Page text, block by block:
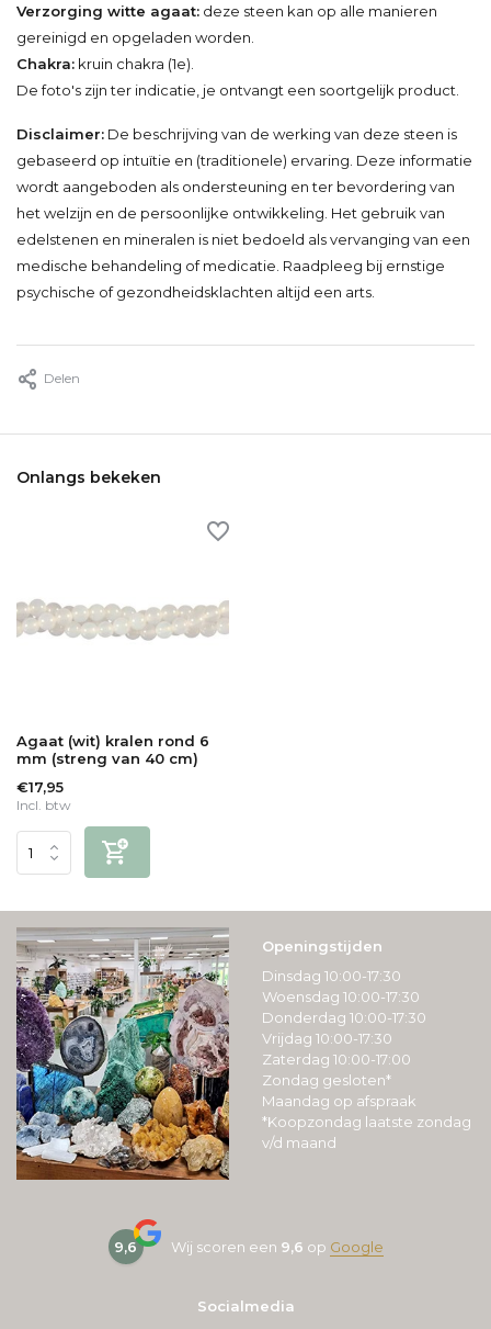
Verzorging witte agaat: deze steen kan op alle manieren
gereinigd en opgeladen worden.
Chakra: kruin chakra (1e).
De foto's zijn ter indicatie, je ontvangt een soortgelijk product.
Disclaimer: De beschrijving van de werking van deze steen is
gebaseerd op intuïtie en (traditionele) ervaring. Deze informatie
wordt aangeboden als ondersteuning en ter bevordering van
het welzijn en de persoonlijke ontwikkeling. Het gebruik van
edelstenen en mineralen is niet bedoeld als vervanging van een
medische behandeling of medicatie. Raadpleeg bij ernstige
psychische of gezondheidsklachten altijd een arts.
Delen
Onlangs bekeken
Agaat (wit) kralen rond 6
mm (streng van 40 cm)
€17,95
Incl. btw
Openingstijden
Dinsdag 10:00-17:30
Woensdag 10:00-17:30
Donderdag 10:00-17:30
Vrijdag 10:00-17:30
Zaterdag 10:00-17:00
Zondag gesloten*
Maandag op afspraak
*Koopzondag laatste zondag
v/d maand
9,6 Wij scoren een 9,6 op Google
Socialmedia